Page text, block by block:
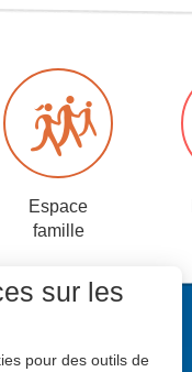
Espace
famille
sur les
pour des outils de